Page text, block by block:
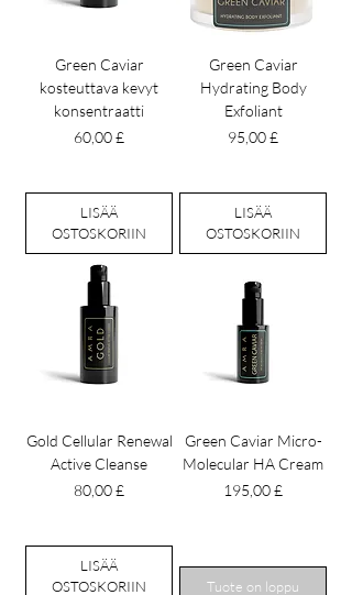
Green Caviar
kosteuttava kevyt
konsentraatti
Hinta
60,00 £
LISÄÄ
OSTOSKORIIN
Green Caviar
Hydrating Body
Exfoliant
Hinta
95,00 £
LISÄÄ
OSTOSKORIIN
Gold Cellular Renewal
Active Cleanse
Hinta
80,00 £
LISÄÄ
OSTOSKORIIN
Green Caviar Micro-
Molecular HA Cream
Hinta
195,00 £
Tuote on loppu